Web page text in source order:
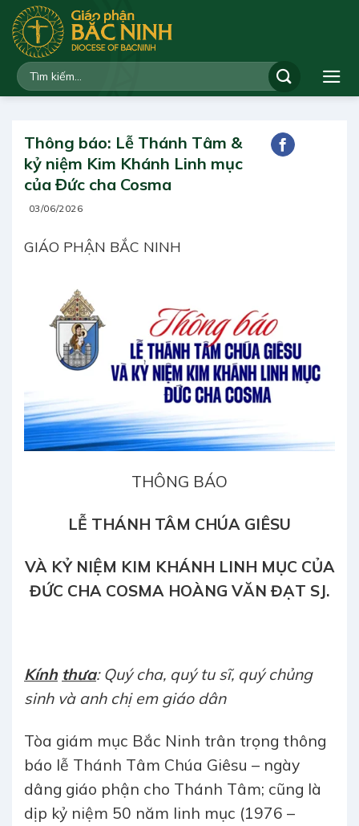
qua
dung
Thông báo: Lễ Thánh Tâm &
kỷ niệm Kim Khánh Linh mục
của Đức cha Cosma
03/06/2026
GIÁO PHẬN BẮC NINH
THÔNG BÁO
LỄ THÁNH TÂM CHÚA GIÊSU
VÀ KỶ NIỆM KIM KHÁNH LINH MỤC CỦA
ĐỨC CHA COSMA HOÀNG VĂN ĐẠT SJ.
Kính thưa: Quý cha, quý tu sĩ, quý chủng
sinh và anh chị em giáo dân
Tòa giám mục Bắc Ninh trân trọng thông
báo lễ Thánh Tâm Chúa Giêsu – ngày
dâng giáo phận cho Thánh Tâm; cũng là
dịp kỷ niệm 50 năm linh mục (1976 –